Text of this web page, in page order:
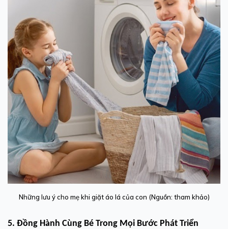
Những lưu ý cho mẹ khi giặt áo lá của con (Nguồn: tham khảo)
5. Đồng Hành Cùng Bé Trong Mọi Bước Phát Triển